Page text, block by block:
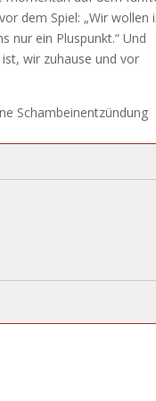
dem Spiel: „Wir wollen
nur ein Pluspunkt.“ Und
wir zuhause und vor
Schambeinentzündung